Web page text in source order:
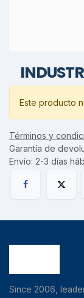
Este producto
Términos y
Garantía de
Envío: 2-3 días
Since 2006,